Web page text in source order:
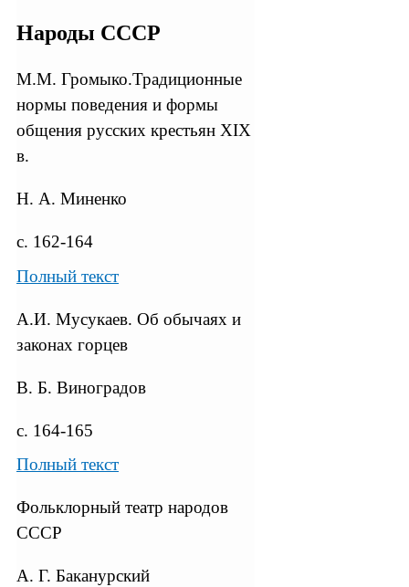
Народы СССР
М.М. Громыко.Традиционные
нормы поведения и формы
общения русских крестьян XIX
в.
Н. А. Миненко
с. 162-164
Полный текст
А.И. Мусукаев. Об обычаях и
законах горцев
В. Б. Виноградов
с. 164-165
Полный текст
Фольклорный театр народов
СССР
А. Г. Баканурский